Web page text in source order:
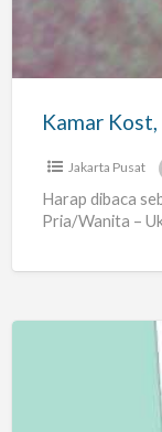
Besar
Jkp
Kamar
Jakarta Pusat
Harap dibaca
Pria/Wanita –